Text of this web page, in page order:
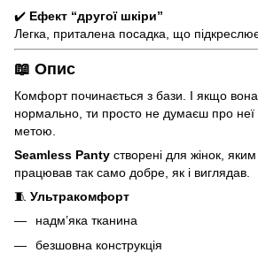
✔️ Ефект “другої шкіри”
Легка, приталена посадка, що
📖 Опис
Комфорт починається з бази. І якщо
нормально, ти просто не думаєш про
метою.
Seamless Panty створені для жінок,
працював так само добре, як і виглядав.
🧵 Ультракомфорт
надм’яка тканина
безшовна конструкція